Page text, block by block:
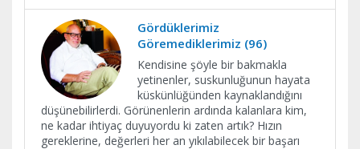
Gördüklerimiz
Göremediklerimiz (96)
Kendisine şöyle bir bakmakla
yetinenler, suskunluğunun hayata
küskünlüğünden kaynaklandığını
düşünebilirlerdi. Görünenlerin ardında kalanlara kim,
ne kadar ihtiyaç duyuyordu ki zaten artık? Hızın
gereklerine, değerleri her an yıkılabilecek bir başarı